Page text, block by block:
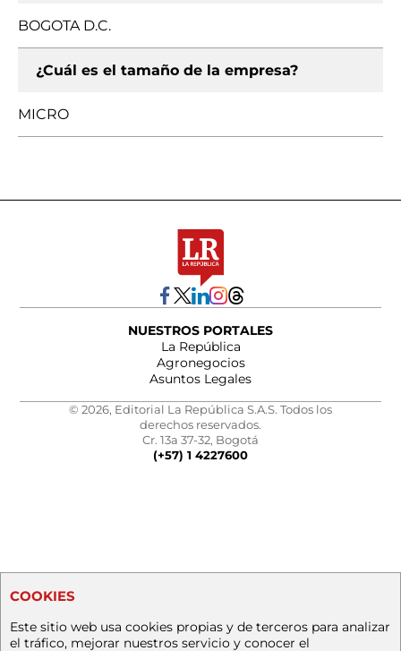
BOGOTA D.C.
¿Cuál es el tamaño de la empresa?
MICRO
NUESTROS PORTALES
La República
Agronegocios
Asuntos Legales
© 2026, Editorial La República S.A.S. Todos los
derechos reservados.
Cr. 13a 37-32, Bogotá
(+57) 1 4227600
COOKIES
Este sitio web usa cookies propias y de terceros para analizar
el tráfico, mejorar nuestros servicio y conocer el